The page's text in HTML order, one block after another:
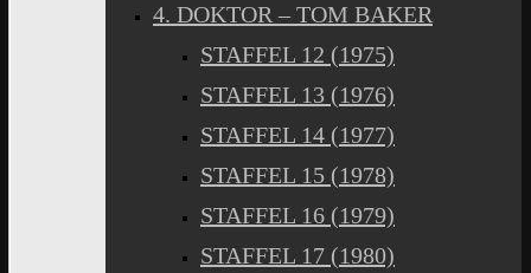
4. DOKTOR – TOM BAKER
STAFFEL 12 (1975)
STAFFEL 13 (1976)
STAFFEL 14 (1977)
STAFFEL 15 (1978)
STAFFEL 16 (1979)
STAFFEL 17 (1980)